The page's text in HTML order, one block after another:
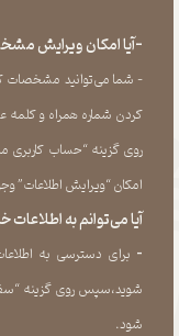
-آیا امکان ویرایش
- شما می‏‌توانید مشخصات
کردن شماره همراه و کلمه
روی گزینه “حساب
امکان “ویرایش اطلاعات”
آیا می‌‏توانم به
​​​​​​​- برای دسترسی به
شوید،سپس روی گزینه
‏شود.​​​​​​​